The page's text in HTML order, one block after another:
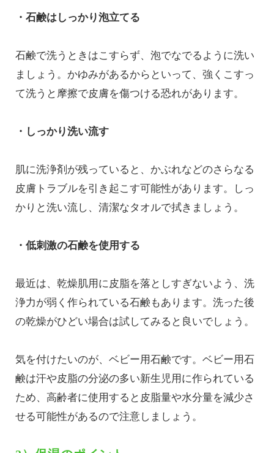
・石鹸はしっかり泡立てる
石鹸で洗うときはこすらず、泡でなでるように洗い
ましょう。かゆみがあるからといって、強くこすっ
て洗うと摩擦で皮膚を傷つける恐れがあります。
・しっかり洗い流す
肌に洗浄剤が残っていると、かぶれなどのさらなる
皮膚トラブルを引き起こす可能性があります。しっ
かりと洗い流し、清潔なタオルで拭きましょう。
・低刺激の石鹸を使用する
最近は、乾燥肌用に皮脂を落としすぎないよう、洗
浄力が弱く作られている石鹸もあります。洗った後
の乾燥がひどい場合は試してみると良いでしょう。
気を付けたいのが、ベビー用石鹸です。ベビー用石
鹸は汗や皮脂の分泌の多い新生児用に作られている
ため、高齢者に使用すると皮脂量や水分量を減少さ
せる可能性があるので注意しましょう。